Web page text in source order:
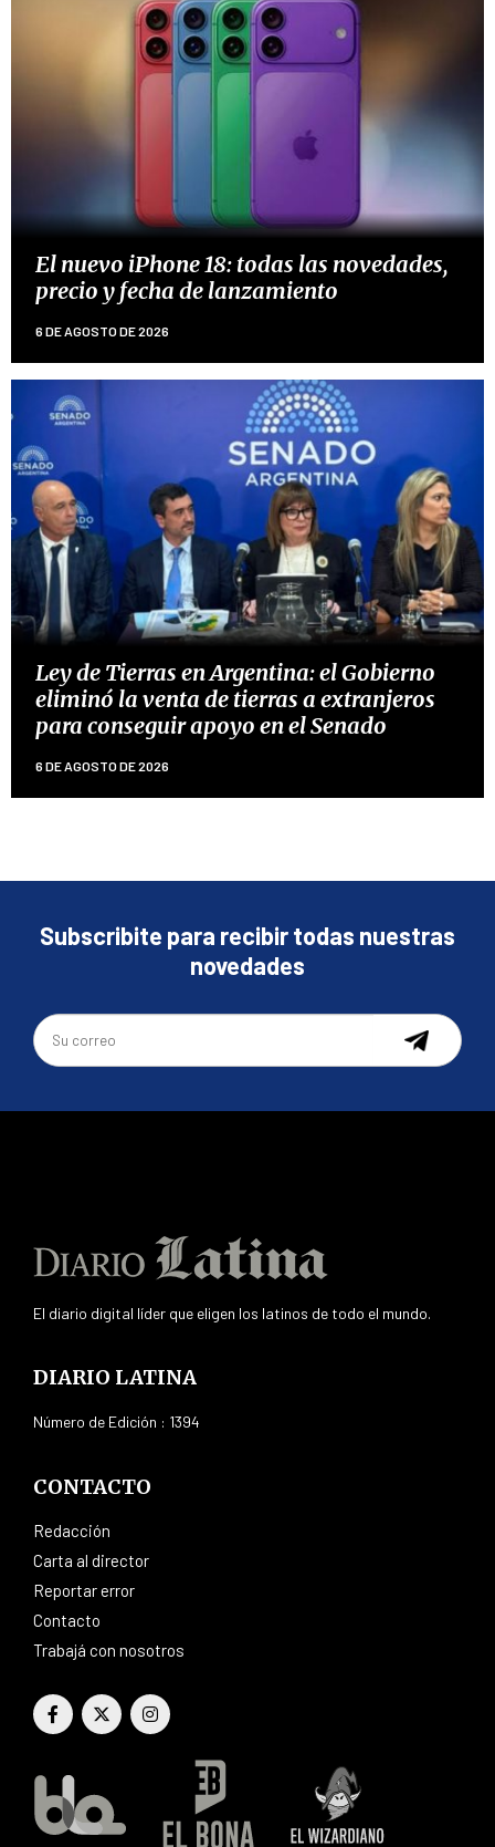
El nuevo iPhone 18: todas las novedades,
precio y fecha de lanzamiento
6 DE AGOSTO DE 2026
Ley de Tierras en Argentina: el Gobierno
eliminó la venta de tierras a extranjeros
para conseguir apoyo en el Senado
6 DE AGOSTO DE 2026
Subscribite para recibir todas nuestras
novedades
El diario digital líder que eligen los latinos de todo el mundo.
DIARIO LATINA
Número de Edición : 1394
CONTACTO
Redacción
Carta al director
Reportar error
Contacto
Trabajá con nosotros